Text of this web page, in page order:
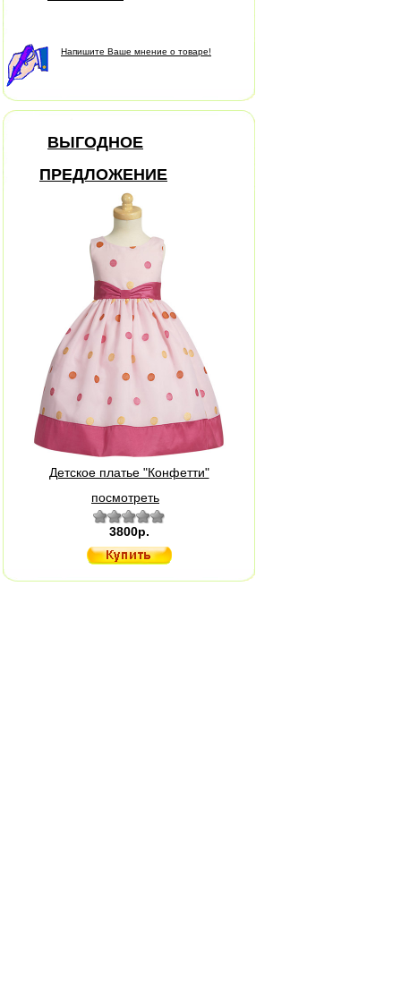
Напишите Ваше мнение о товаре!
ВЫГОДНОЕ
ПРЕДЛОЖЕНИЕ
Детское платье "Конфетти"
посмотреть
3800р.